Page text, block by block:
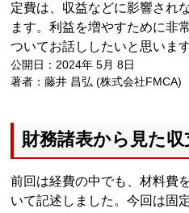
定費は、収益などに影響され
ます。利益を増やすために非
ついてお話ししたいと思います
公開日：2024年 5月 8日
著者：藤井 昌弘 (株式会社FMCA)
財務諸表から見た
前回は経費の中でも、材料費
いて記述しました。今回は固